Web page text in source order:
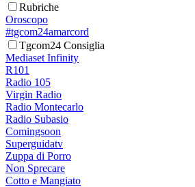
Rubriche
Oroscopo
#tgcom24amarcord
Tgcom24 Consiglia
Mediaset Infinity
R101
Radio 105
Virgin Radio
Radio Montecarlo
Radio Subasio
Comingsoon
Superguidatv
Zuppa di Porro
Non Sprecare
Cotto e Mangiato